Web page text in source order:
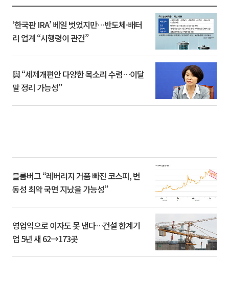
‘한국판 IRA’ 베일 벗었지만…반도체·배터
리 업계 “시행령이 관건”
與 “세제개편안 다양한 목소리 수렴…이달
말 정리 가능성”
블룸버그 “레버리지 거품 빠진 코스피, 변
동성 최악 국면 지났을 가능성”
영업익으로 이자도 못 낸다…건설 한계기
업 5년 새 62→173곳